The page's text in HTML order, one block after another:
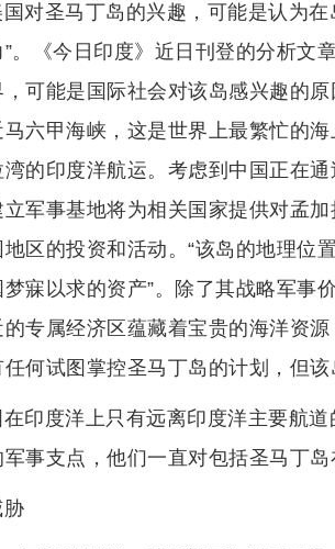
对圣马丁岛的兴趣，可能是认为
。《今日印度》近日刊登的分析文
可能是国际社会对该岛感兴趣的
六甲海峡，这是世界上最繁忙的
的印度洋航运。考虑到中国正在
军事基地将为相关国家提供对孟
区的投资和活动。“该岛的地理位
寐以求的资产”。除了其战略军事
专属经济区蕴藏着宝贵的海洋资
何试图掌控圣马丁岛的计划，但该
印度洋上只有远离印度洋主要航
事支点，他们一直对包括圣马丁岛
胁